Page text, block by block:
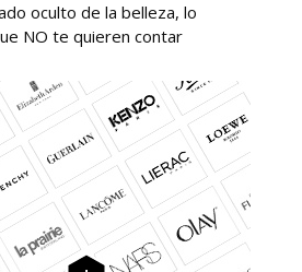
oculto de la belleza, lo
NO te quieren contar